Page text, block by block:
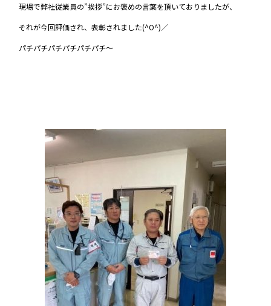
現場で弊社従業員の”挨拶”にお褒めの言葉を頂いておりましたが、
それが今回評価され、表彰されました(^O^)／
パチパチパチパチパチパチ～